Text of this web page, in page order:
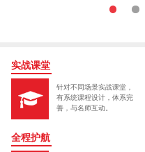
实战课堂
针对不同场景实战课堂，
有系统课程设计，体系完
善，与名师互动。
全程护航